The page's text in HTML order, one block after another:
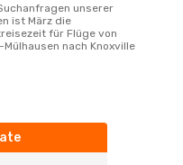
ist März die
für Flüge von
Mülhausen nach Knoxville